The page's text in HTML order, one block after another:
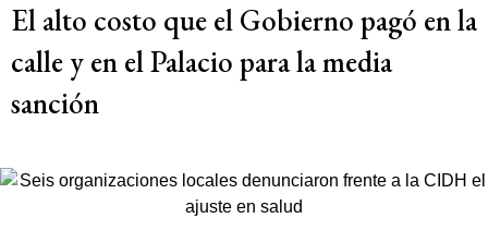
El alto costo que el Gobierno pagó en la
calle y en el Palacio para la media
sanción